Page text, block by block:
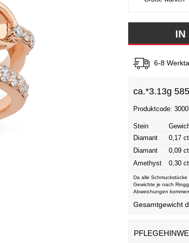
6-8
ca.*3.13g
Produktcode:
Stein
Diamant
0,17
Diamant
0,09
Amethyst
0,30
Da alle
Gewichte je nach
Abweichungen kommen.
Gesamtgewicht